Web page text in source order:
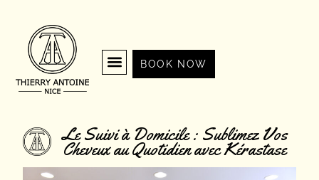
BOOK NOW
Le Suivi à Domicile : Sublimez Vos
Cheveux au Quotidien avec Kérastase